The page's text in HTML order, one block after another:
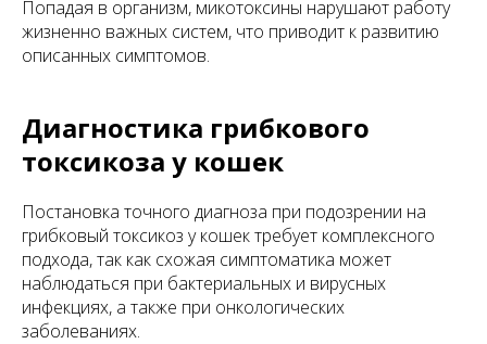
Попадая в организм, микотоксины нарушают работу
жизненно важных систем, что приводит к развитию
описанных симптомов.
Диагностика грибкового
токсикоза у кошек
Постановка точного диагноза при подозрении на
грибковый токсикоз у кошек требует комплексного
подхода, так как схожая симптоматика может
наблюдаться при бактериальных и вирусных
инфекциях, а также при онкологических
заболеваниях.